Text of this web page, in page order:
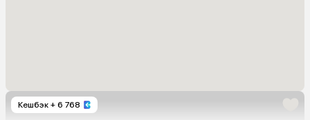
Кешбэк + 6 768